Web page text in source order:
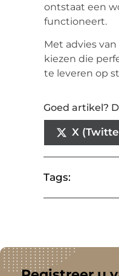
ontstaat een
functioneert.
Met advies
kiezen die
te leveren op
Goed artikel?
X
Tags: